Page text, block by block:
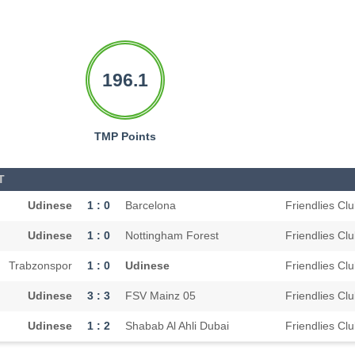
196.1
TMP Points
Udinese 1 : 0 Barcelona Friendlies
Udinese 1 : 0 Nottingham Forest Friendlies
Trabzonspor 1 : 0 Udinese Friendlies
Udinese 3 : 3 FSV Mainz 05 Friendlies
Udinese 1 : 2 Shabab Al Ahli Dubai Friendlies